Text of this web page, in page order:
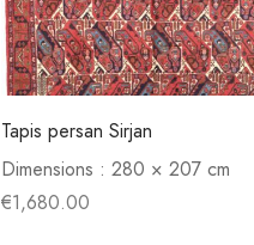
Tapis persan Sirjan
Dimensions : 280 × 207 cm
€1,680.00